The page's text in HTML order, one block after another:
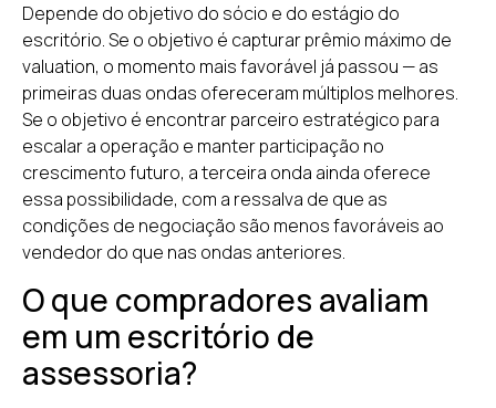
Depende do objetivo do sócio e do estágio do
escritório. Se o objetivo é capturar prêmio máximo de
valuation, o momento mais favorável já passou — as
primeiras duas ondas ofereceram múltiplos melhores.
Se o objetivo é encontrar parceiro estratégico para
escalar a operação e manter participação no
crescimento futuro, a terceira onda ainda oferece
essa possibilidade, com a ressalva de que as
condições de negociação são menos favoráveis ao
vendedor do que nas ondas anteriores.
O que compradores avaliam
em um escritório de
assessoria?